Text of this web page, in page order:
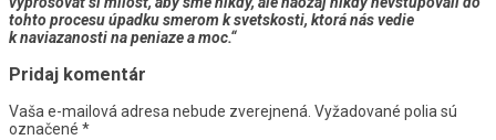
tohto procesu úpadku smerom k svetskosti, ktorá nás vedie
k naviazanosti na peniaze a moc.“
Pridaj komentár
Vaša e-mailová adresa nebude zverejnená. Vyžadované polia sú
označené *